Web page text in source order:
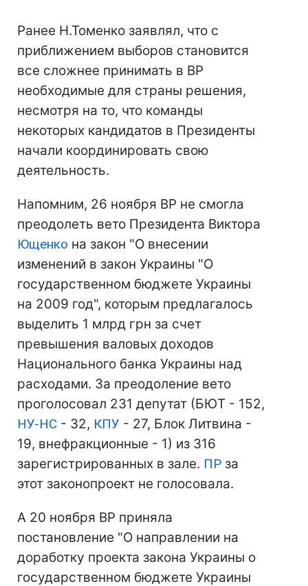
Ранее Н.Томенко заявлял, что с
приближением выборов становится
все сложнее принимать в ВР
необходимые для страны решения,
несмотря на то, что команды
некоторых кандидатов в Президенты
начали координировать свою
деятельность.
Напомним, 26 ноября ВР не смогла
преодолеть вето Президента Виктора
Ющенко на закон "О внесении
изменений в закон Украины "О
государственном бюджете Украины
на 2009 год", которым предлагалось
выделить 1 млрд грн за счет
превышения валовых доходов
Национального банка Украины над
расходами. За преодоление вето
проголосовал 231 депутат (БЮТ - 152,
НУ-НС - 32, КПУ - 27, Блок Литвина -
19, внефракционные - 1) из 316
зарегистрированных в зале. ПР за
этот законопроект не голосовала.
А 20 ноября ВР приняла
постановление "О направлении на
доработку проекта закона Украины о
государственном бюджете Украины